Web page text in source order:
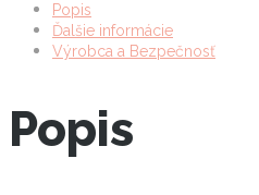
Popis
Ďalšie informácie
Výrobca a Bezpečnosť
Popis